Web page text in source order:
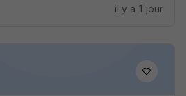
il y a 1 jour